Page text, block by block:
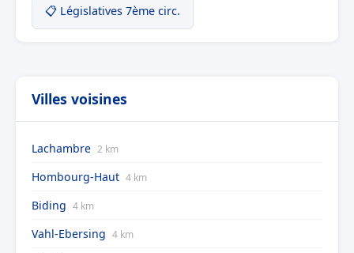
📋 Législatives 7ème circ.
Villes voisines
Lachambre 2 km
Hombourg-Haut 4 km
Biding 4 km
Vahl-Ebersing 4 km